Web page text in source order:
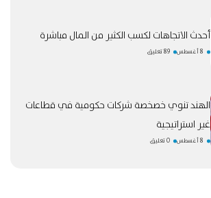
أحدث الاتجاهات لكسب الكثير من المال مباشرة
8 أغسطس 89 تعليق
الهند تنوي خصخصة شركات حكومية في قطاعات
غير استراتيجية
8 أغسطس 0 تعليق